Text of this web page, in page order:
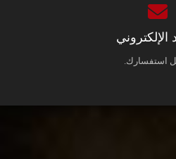
الإلكتروني
استفسارك.